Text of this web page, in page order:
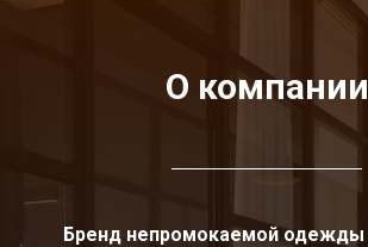
О компании
Бренд непромокаемой одежды